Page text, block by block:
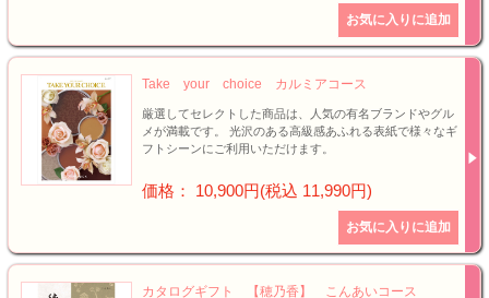
Take your choice カルミアコース
厳選してセレクトした商品は、人気の有名ブランドやグル
メが満載です。 光沢のある高級感あふれる表紙で様々なギ
フトシーンにご利用いただけます。
価格： 10,900円(税込 11,990円)
カタログギフト 【穂乃香】 こんあいコース